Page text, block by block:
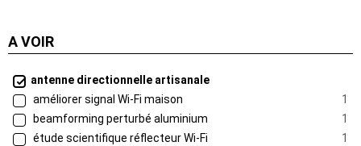
A VOIR
antenne directionnelle artisanale
améliorer signal Wi-Fi maison
1
beamforming perturbé aluminium
1
étude scientifique réflecteur Wi-Fi
1